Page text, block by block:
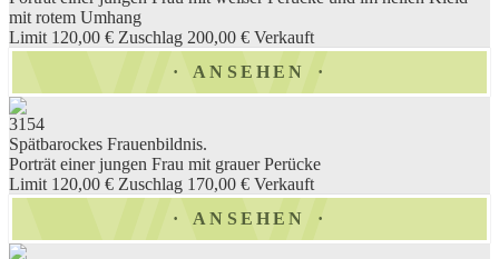
mit rotem Umhang
Limit 120,00 € Zuschlag 200,00 € Verkauft
ANSEHEN
3154
Spätbarockes Frauenbildnis.
Porträt einer jungen Frau mit grauer Perücke
Limit 120,00 € Zuschlag 170,00 € Verkauft
ANSEHEN